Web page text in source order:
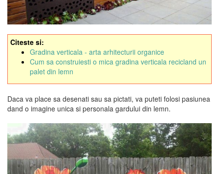
Citeste si:
Gradina verticala - arta arhitecturii organice
Cum sa construiesti o mica gradina verticala recicland un
palet din lemn
Daca va place sa desenati sau sa pictati, va puteti folosi pasiunea
dand o imagine unica si personala gardului din lemn.